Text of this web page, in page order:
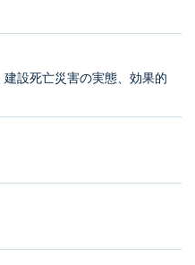
建設死亡災害の実態、効果的